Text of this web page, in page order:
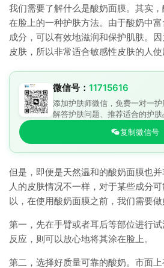
我们需要了解什么是酸奶面膜。其实
在脸上的一种护肤方法。由于酸奶中
成分，可以有效地滋润和保护肌肤。
皮肤，所以非常适合敏感性皮肤的人使
微信号： 11715616
添加护肤师微信，免费一对一护
解答护肤问题、推荐适合的护肤
复制微信号
但是，即便是天然温和的酸奶面膜也
人的皮肤情况不一样，对于某些成分
以，在使用酸奶面膜之前，我们需要做
第一，先在手臂或者耳后等部位进行
反应，则可以放心地将其涂在脸上。
第二，选择好质量可靠的酸奶。市面